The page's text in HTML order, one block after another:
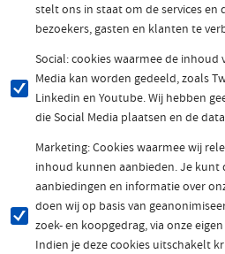
stelt ons in staat om de services en
bezoekers, gasten en klanten te
Social: cookies waarmee de inhoud
Media kan worden gedeeld, zoals
Linkedin en Youtube. Wij hebben
die Social Media plaatsen en de
Marketing: Cookies waarmee wij
inhoud kunnen aanbieden. Je kunt
aanbiedingen en informatie over
doen wij op basis van
zoek- en koopgedrag, via onze
Indien je deze cookies uitschakelt